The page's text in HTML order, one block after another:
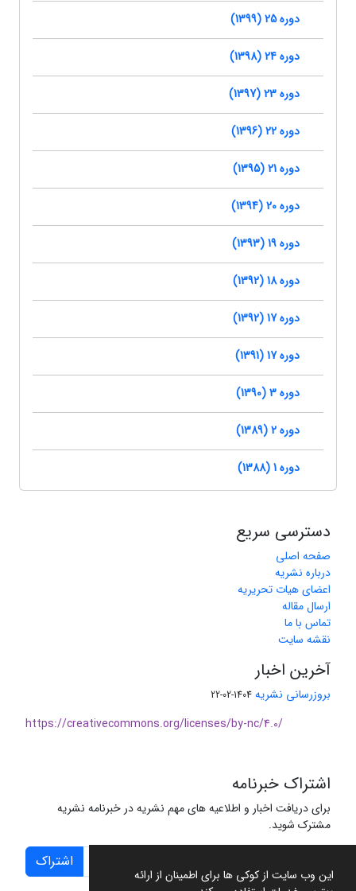
این وب سایت از کوکی ها برای اطمینان از ارائه
دوره 25 (1399)
دوره 24 (1398)
دوره 23 (1397)
دوره 22 (1396)
دوره 21 (1395)
دوره 20 (1394)
دوره 19 (1393)
دوره 18 (1392)
دوره 17 (1392)
دوره 17 (1391)
دوره 3 (1390)
دوره 2 (1389)
دوره 1 (1388)
دسترسی سریع
صفحه اصلی
درباره نشریه
اعضای هیات تحریریه
ارسال مقاله
تماس با ما
نقشه سایت
آخرین اخبار
بروزرسانی نشریه 1404-02-22
https://creativecommons.org/licenses/by-nc/4.0/
اشتراک خبرنامه
برای دریافت اخبار و اطلاعیه های مهم نشریه در خبرنامه نشریه
مشترک شوید.
اشتراک